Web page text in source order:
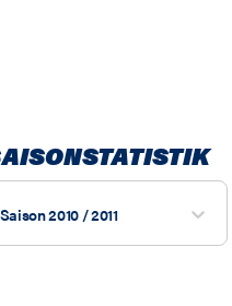
Saison 2010 / 2011